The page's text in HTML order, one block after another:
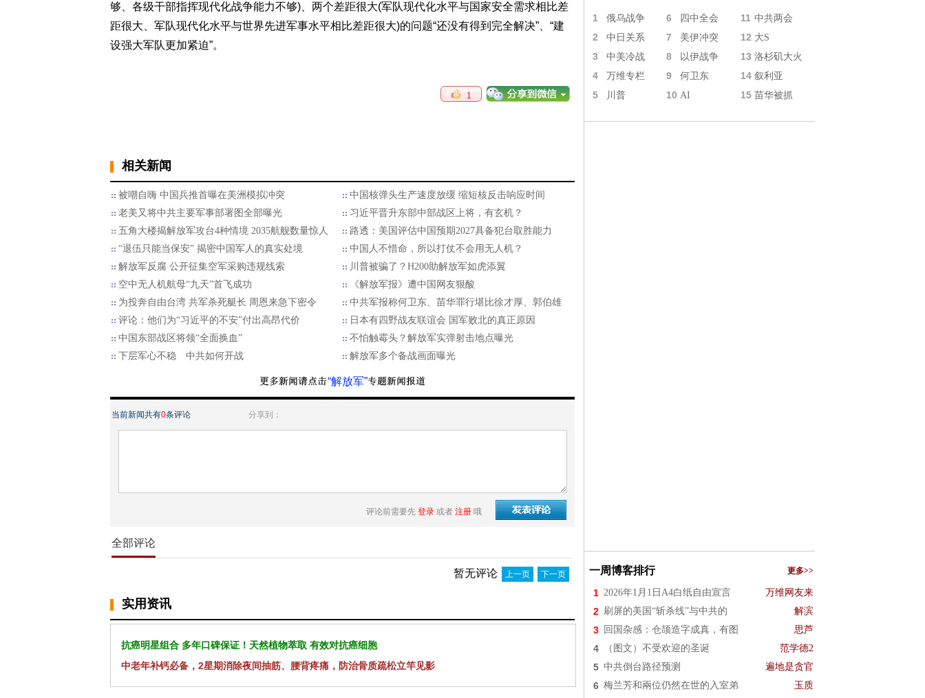
够、各级干部指挥现代化战争能力不够)、两个差距很大(军队现代化水平与国家安全需求相比差
距很大、军队现代化水平与世界先进军事水平相比差距很大)的问题“还没有得到完全解决”、“建
设强大军队更加紧迫”。
1
相关新闻
被嘲自嗨 中国兵推首曝在美洲模拟冲突
中国核弹头生产速度放缓 缩短核反击响应时间
老美又将中共主要军事部署图全部曝光
习近平晋升东部中部战区上将，有玄机？
五角大楼揭解放军攻台4种情境 2035航舰数量惊人
路透：美国评估中国预期2027具备犯台取胜能力
“退伍只能当保安” 揭密中国军人的真实处境
中国人不惜命，所以打仗不会用无人机？
解放军反腐 公开征集空军采购违规线索
川普被骗了？H200助解放军如虎添翼
空中无人机航母“九天”首飞成功
《解放军报》遭中国网友狠酸
为投奔自由台湾 共军杀死艇长 周恩来急下密令
中共军报称何卫东、苗华罪行堪比徐才厚、郭伯雄
评论：他们为“习近平的不安”付出高昂代价
日本有四野战友联谊会 国军败北的真正原因
中国东部战区将领“全面换血”
不怕触霉头？解放军实弹射击地点曝光
下层军心不稳 中共如何开战
解放军多个备战画面曝光
“解放军”
当前新闻共有0条评论 分享到：
评论前需要先 登录 或者 注册 哦
全部评论
暂无评论 上一页 下一页
实用资讯
抗癌明星组合 多年口碑保证！天然植物萃取 有效对抗癌细胞
中老年补钙必备，2星期消除夜间抽筋、腰背疼痛，防治骨质疏松立竿见影
1 俄乌战争 6 四中全会 11 中共两会
2 中日关系 7 美伊冲突 12 大S
3 中美冷战 8 以伊战争 13 洛杉矶大火
4 万维专栏 9 何卫东 14 叙利亚
5 川普 10 AI 15 苗华被抓
一周博客排行 更多>>
1 2026年1月1日A4白纸自由宣言 万维网友来
2 刷屏的美国“斩杀线”与中共的 解滨
3 回国杂感：仓颉造字成真，有图 思芦
4 （图文）不受欢迎的圣诞 范学德2
5 中共倒台路径预测 遍地是贪官
6 梅兰芳和兩位仍然在世的入室弟 玉质